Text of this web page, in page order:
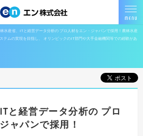
水産省、ITと経営データ分析の プロ人材をエン・ジャパンで採用！農林水産
テムの実現を目指し、 オリンピックのIT部門や大手金融機関等での経験があ
と経営データ分析の プロ
ャパンで採用！